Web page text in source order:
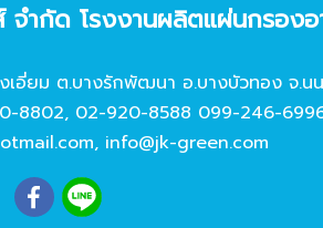
จํากัด โรงงานผลิตแผ่นกรอง
อี่ยม ต.บางรักพัฒนา อ.บางบัวทอง จ.นน
8802, 02-920-8588 099-246-
, info@jk-green.com